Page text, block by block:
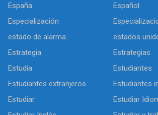
España
Español
Especialización
estado de alarma
estados
Estrategia
Estrategias
Estudia
Estudiantes
Estudiantes extranjeros
Estudiantes
Estudiar
Estudiar